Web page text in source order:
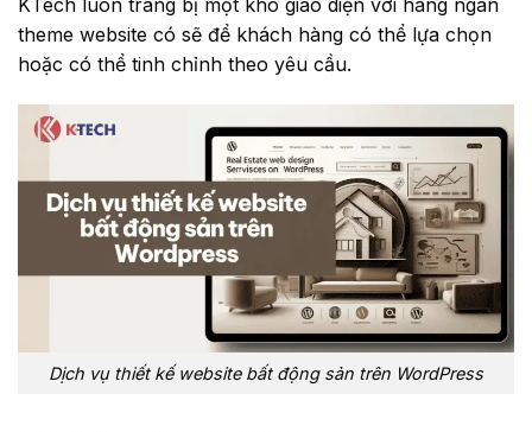
KTech luôn trang bị một kho giao diện với hàng ngàn
theme website có sẽ để khách hàng có thể lựa chọn
hoặc có thể tinh chỉnh theo yêu cầu.
Dịch vụ thiết kế website bất động sản trên WordPress